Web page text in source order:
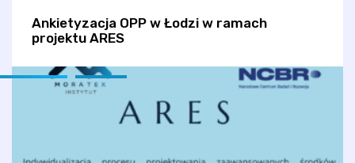
Ankietyzacja OPP w Łodzi w ramach
projektu ARES